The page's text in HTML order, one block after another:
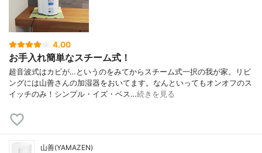
4.00
お手入れ簡単なスチーム式！
超音波式はカビが…というのをみてからスチーム式一択の我が家。リビ
ングには山善さんの加湿器をおいてます。なんといってもオンオフのス
イッチのみ！シンプル・イズ・ベス…続きを見る
山善(YAMAZEN)